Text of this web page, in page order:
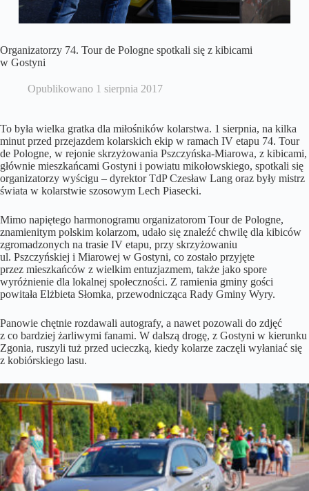
Organizatorzy 74. Tour de Pologne spotkali się z kibicami
w Gostyni
Opublikowano 1 sierpnia 2017
To była wielka gratka dla miłośników kolarstwa. 1 sierpnia, na kilka
minut przed przejazdem kolarskich ekip w ramach IV etapu 74. Tour
de Pologne, w rejonie skrzyżowania Pszczyńska-Miarowa, z kibicami,
głównie mieszkańcami Gostyni i powiatu mikołowskiego, spotkali się
organizatorzy wyścigu – dyrektor TdP Czesław Lang oraz były mistrz
świata w kolarstwie szosowym Lech Piasecki.
Mimo napiętego harmonogramu organizatorom Tour de Pologne,
znamienitym polskim kolarzom, udało się znaleźć chwilę dla kibiców
zgromadzonych na trasie IV etapu, przy skrzyżowaniu
ul. Pszczyńskiej i Miarowej w Gostyni, co zostało przyjęte
przez mieszkańców z wielkim entuzjazmem, także jako spore
wyróżnienie dla lokalnej społeczności. Z ramienia gminy gości
powitała Elżbieta Słomka, przewodnicząca Rady Gminy Wyry.
Panowie chętnie rozdawali autografy, a nawet pozowali do zdjęć
z co bardziej żarliwymi fanami. W dalszą drogę, z Gostyni w kierunku
Zgonia, ruszyli tuż przed ucieczką, kiedy kolarze zaczęli wyłaniać się
z kobiórskiego lasu.